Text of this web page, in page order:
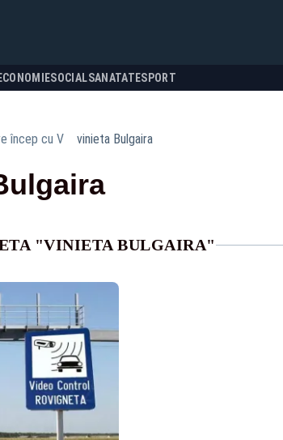
ECONOMIESOCIALSANATATESPORT
încep cu V vinieta Bulgaira
"VINIETA BULGAIRA"